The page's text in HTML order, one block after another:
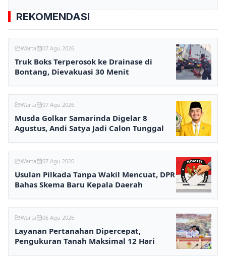
REKOMENDASI
Warta 07 Agu 2026
Truk Boks Terperosok ke Drainase di
Bontang, Dievakuasi 30 Menit
Warta 07 Agu 2026
Musda Golkar Samarinda Digelar 8
Agustus, Andi Satya Jadi Calon Tunggal
Warta 07 Agu 2026
Usulan Pilkada Tanpa Wakil Mencuat, DPR
Bahas Skema Baru Kepala Daerah
Warta 06 Agu 2026
Layanan Pertanahan Dipercepat,
Pengukuran Tanah Maksimal 12 Hari